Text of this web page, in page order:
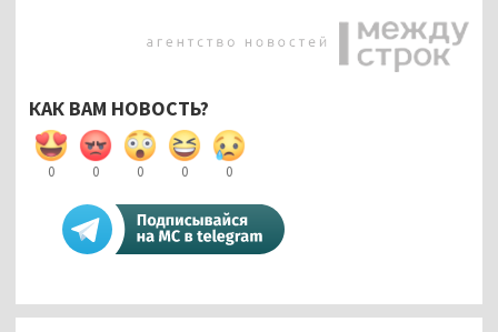
КАК ВАМ НОВОСТЬ?
0 0 0 0 0